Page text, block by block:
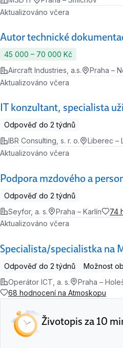
Autor technické
Aktualizováno včera
45 000 ‍–‍ 70 000 Kč
Aircraft Industries, a.s.
Praha –
IT konzultant, specialista
Aktualizováno včera
Odpověď do 2 týdnů
IBR Consulting, s. r. o.
Liberec –
Podpora mzdového a
Aktualizováno včera
Odpověď do 2 týdnů
Seyfor, a. s.
Praha – Karlín 74
Specialista/specialistka na
Aktualizováno včera
Odpověď do 2 týdnů
Možnost
Operátor ICT, a. s.
Praha –
68 hodnocení na Atmoskopu
Životopis za 10